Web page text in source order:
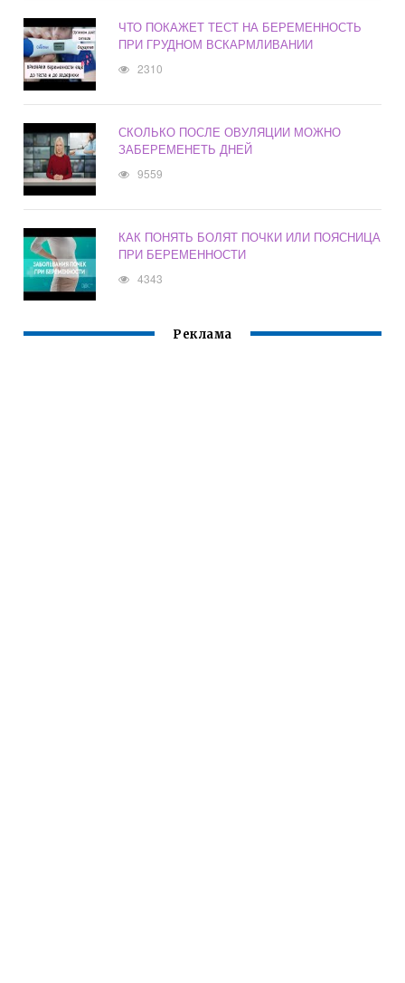
ЧТО ПОКАЖЕТ ТЕСТ НА БЕРЕМЕННОСТЬ
ПРИ ГРУДНОМ ВСКАРМЛИВАНИИ
2310
СКОЛЬКО ПОСЛЕ ОВУЛЯЦИИ МОЖНО
ЗАБЕРЕМЕНЕТЬ ДНЕЙ
9559
КАК ПОНЯТЬ БОЛЯТ ПОЧКИ ИЛИ ПОЯСНИЦА
ПРИ БЕРЕМЕННОСТИ
4343
Реклама